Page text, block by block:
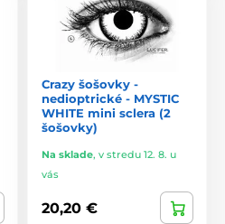
Crazy šošovky -
nedioptrické - MYSTIC
WHITE mini sclera (2
šošovky)
Na sklade, v stredu 12. 8. u
vás
20,20 €